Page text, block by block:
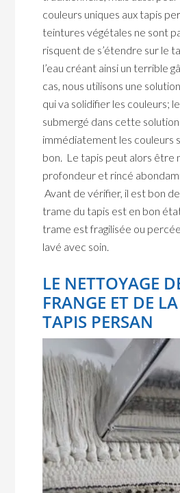
couleurs uniques aux tapis
teintures végétales ne sont
risquent de s’étendre sur le
l’eau créant ainsi un terrible
cas, nous utilisons une
qui va solidifier les couleurs;
submergé dans cette
immédiatement les couleurs
bon. Le tapis peut alors être
profondeur et rincé
Avant de vérifier, il est bon
trame du tapis est en bon
trame est fragilisée ou
lavé avec soin.
LE NETTOYAGE
FRANGE ET DE
TAPIS PERSAN